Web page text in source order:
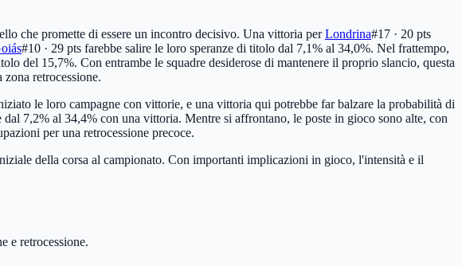
che promette di essere un incontro decisivo. Una vittoria perLondrina#17 · 20 pts
#10 · 29 pts farebbe salire le loro speranze di titolo dal 7,1% al 34,0%. Nel frattempo,
del 15,7%. Con entrambe le squadre desiderose di mantenere il proprio slancio, questa
retrocessione.
le loro campagne con vittorie, e una vittoria qui potrebbe far balzare la probabilità di
dal 7,2% al 34,4% con una vittoria. Mentre si affrontano, le poste in gioco sono alte, con
per una retrocessione precoce.
della corsa al campionato. Con importanti implicazioni in gioco, l'intensità e il
e retrocessione.